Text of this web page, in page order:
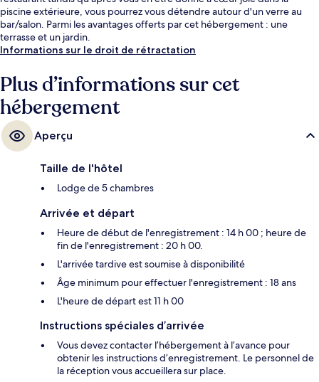
piscine extérieure, vous pourrez vous détendre autour d'un verre au
bar/salon. Parmi les avantages offerts par cet hébergement : une
terrasse et un jardin.
Informations sur le droit de rétractation
Plus d’informations sur cet
hébergement
Aperçu
Taille de l'hôtel
Lodge de 5 chambres
Arrivée et départ
Heure de début de l'enregistrement : 14 h 00 ; heure de
fin de l'enregistrement : 20 h 00.
L'arrivée tardive est soumise à disponibilité
Âge minimum pour effectuer l'enregistrement : 18 ans
L'heure de départ est 11 h 00
Instructions spéciales d’arrivée
Vous devez contacter l’hébergement à l’avance pour
obtenir les instructions d’enregistrement. Le personnel de
la réception vous accueillera sur place.